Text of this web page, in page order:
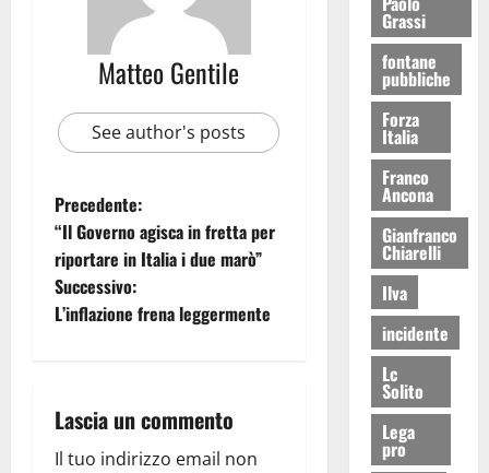
Matteo Gentile
See author's posts
Precedente:
“Il Governo agisca in fretta per
riportare in Italia i due marò”
Successivo:
L’inflazione frena leggermente
Lascia un commento
Il tuo indirizzo email non
Grassi
fontane
pubbliche
Forza
Italia
Franco
Ancona
Gianfranco
Chiarelli
Ilva
incidente
Lc
Solito
Lega
pro